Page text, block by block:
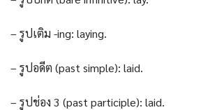
– รูปเติม -ing: laying.
– รูปอดีต (past simple): laid.
– รูปช่อง 3 (past participle): laid.